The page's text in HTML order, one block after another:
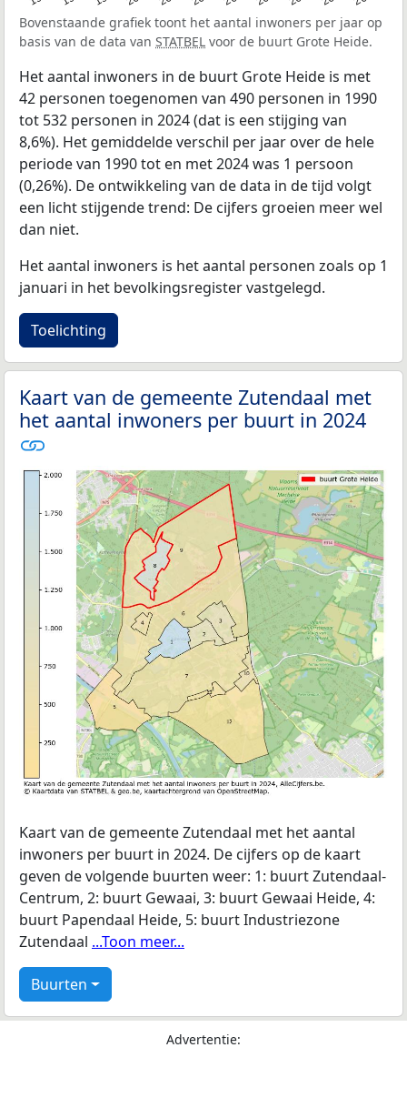
Bovenstaande grafiek toont het aantal inwoners per jaar op
basis van de data van STATBEL voor de buurt Grote Heide.
Het aantal inwoners in de buurt Grote Heide is met
42 personen toegenomen van 490 personen in 1990
tot 532 personen in 2024 (dat is een stijging van
8,6%). Het gemiddelde verschil per jaar over de hele
periode van 1990 tot en met 2024 was 1 persoon
(0,26%). De ontwikkeling van de data in de tijd volgt
een licht stijgende trend: De cijfers groeien meer wel
dan niet.
Het aantal inwoners is het aantal personen zoals op 1
januari in het bevolkingsregister vastgelegd.
Toelichting
Kaart van de gemeente Zutendaal met
het aantal inwoners per buurt in 2024
Kaart van de gemeente Zutendaal met het aantal
inwoners per buurt in 2024. De cijfers op de kaart
geven de volgende buurten weer: 1: buurt Zutendaal-
Centrum, 2: buurt Gewaai, 3: buurt Gewaai Heide, 4:
buurt Papendaal Heide, 5: buurt Industriezone
Zutendaal ...Toon meer...
Buurten
Advertentie: